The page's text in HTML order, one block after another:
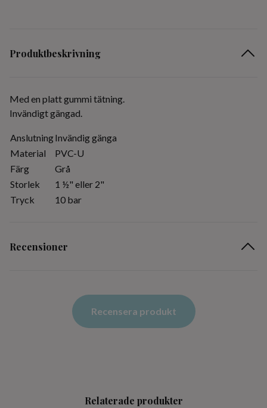
Produktbeskrivning
Med en platt gummi tätning.
Invändigt gängad.
AnslutningInvändig gänga
Material
PVC-U
Färg
Grå
Storlek
1 ½" eller 2"
Tryck
10 bar
Recensioner
Recensera produkt
Relaterade produkter